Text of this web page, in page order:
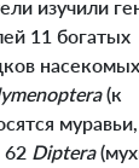
изучили
11 богатых
(к
муравьи,
62 Diptera